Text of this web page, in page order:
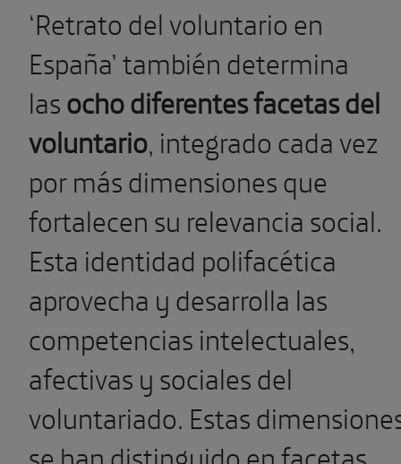
‘Retrato del voluntario en
España’ también determina
lasocho diferentes facetas del
voluntario, integrado cada vez
por más dimensiones que
fortalecen su relevancia social.
Esta identidad polifacética
aprovecha y desarrolla las
competencias intelectuales,
afectivas y sociales del
voluntariado. Estas